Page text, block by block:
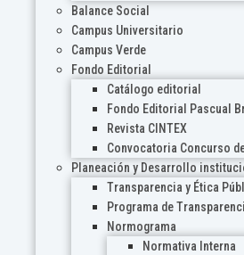
Balance Social
Campus Universitario
Campus Verde
Fondo Editorial
Catálogo editorial
Fondo Editorial Pascual
Revista CINTEX
Convocatoria Concurso
Planeación y Desarrollo
Transparencia y Ética
Programa de
Normograma
Normativa Interna